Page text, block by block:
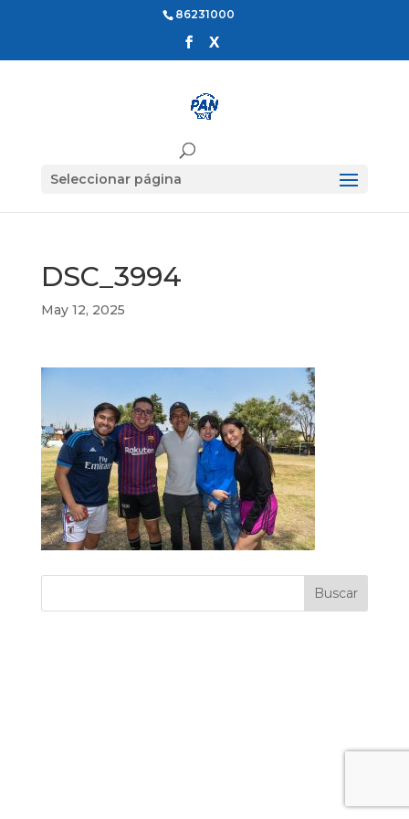
86231000
Seleccionar página
DSC_3994
May 12, 2025